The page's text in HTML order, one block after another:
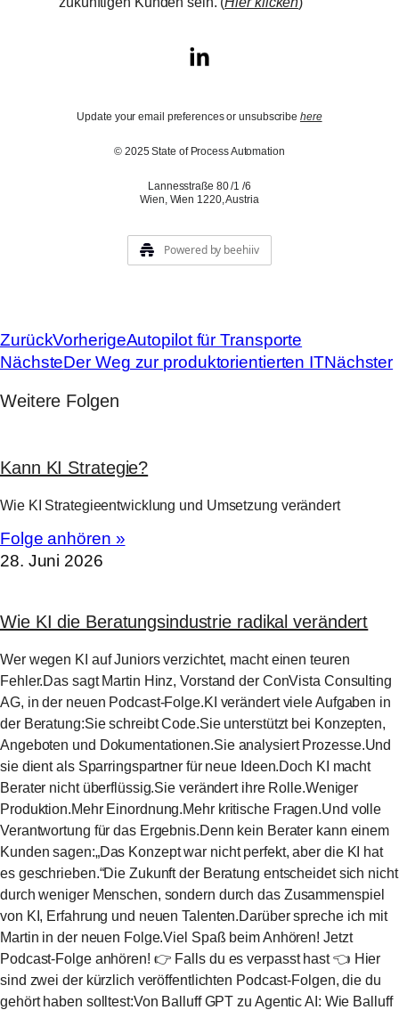
Update your email preferences or unsubscribe here
© 2025 State of Process Automation
Lannesstraße 80 /1 /6
Wien, Wien 1220, Austria
Powered by beehiiv
ZurückVorherigeAutopilot für Transporte
NächsteDer Weg zur produktorientierten ITNächster
Weitere Folgen
Kann KI Strategie?
Wie KI Strategieentwicklung und Umsetzung verändert
Folge anhören »
28. Juni 2026
Wie KI die Beratungsindustrie radikal verändert
Wer wegen KI auf Juniors verzichtet, macht einen teuren
Fehler.Das sagt Martin Hinz, Vorstand der ConVista Consulting
AG, in der neuen Podcast-Folge.KI verändert viele Aufgaben in
der Beratung:Sie schreibt Code.Sie unterstützt bei Konzepten,
Angeboten und Dokumentationen.Sie analysiert Prozesse.Und
sie dient als Sparringspartner für neue Ideen.Doch KI macht
Berater nicht überflüssig.Sie verändert ihre Rolle.Weniger
Produktion.Mehr Einordnung.Mehr kritische Fragen.Und volle
Verantwortung für das Ergebnis.Denn kein Berater kann einem
Kunden sagen:„Das Konzept war nicht perfekt, aber die KI hat
es geschrieben.“Die Zukunft der Beratung entscheidet sich nicht
durch weniger Menschen, sondern durch das Zusammenspiel
von KI, Erfahrung und neuen Talenten.Darüber spreche ich mit
Martin in der neuen Folge.Viel Spaß beim Anhören! Jetzt
Podcast-Folge anhören! 👉 Falls du es verpasst hast 👈 Hier
sind zwei der kürzlich veröffentlichten Podcast-Folgen, die du
gehört haben solltest:Von Balluff GPT zu Agentic AI: Wie Balluff